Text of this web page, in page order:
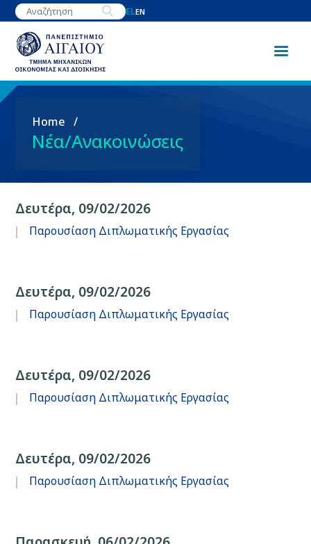
Παράκαμψη
προς
κυρίως
περιεχόμενο
ELEN
Breadcrumb
Home
Νέα/Ανακοινώσεις
Δευτέρα, 09/02/2026
Παρουσίαση Διπλωματικής Εργασίας
Δευτέρα, 09/02/2026
Παρουσίαση Διπλωματικής Εργασίας
Δευτέρα, 09/02/2026
Παρουσίαση Διπλωματικής Εργασίας
Δευτέρα, 09/02/2026
Παρουσίαση Διπλωματικής Εργασίας